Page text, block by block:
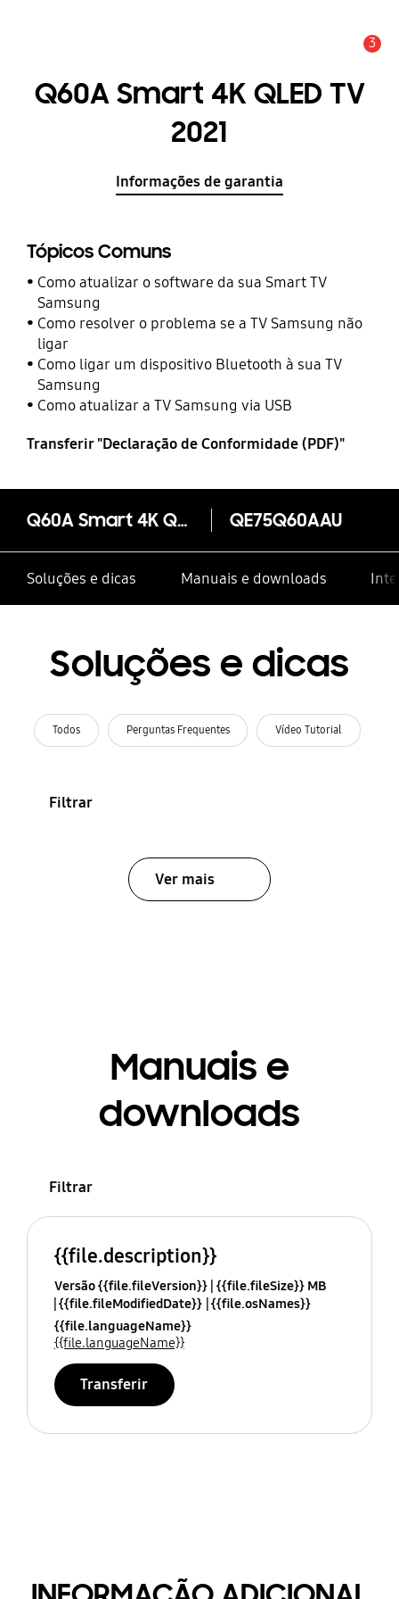
3
Q60A Smart 4K QLED TV
2021
Informações de garantia
Tópicos Comuns
Como atualizar o software da sua Smart TV
Samsung
Como resolver o problema se a TV Samsung não
ligar
Como ligar um dispositivo Bluetooth à sua TV
Samsung
Como atualizar a TV Samsung via USB
Transferir "Declaração de Conformidade (PDF)"
Q60A Smart 4K QLED TV 2021 QE75Q60AAU
Soluções e dicas Manuais e downloads
Soluções e dicas
Todos Perguntas Frequentes Vídeo Tutorial
Filtrar
Ver mais
Manuais e
downloads
Filtrar
{{file.description}}
Versão {{file.fileVersion}} {{file.fileSize}} MB
{{file.fileModifiedDate}} {{file.osNames}}
{{file.languageName}}
{{file.languageName}}
Transferir